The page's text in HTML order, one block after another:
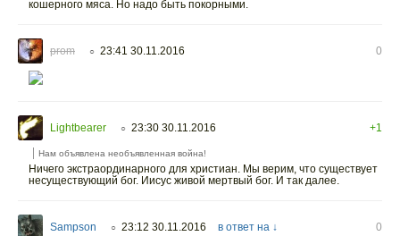
кошерного мяса. Но надо быть покорными.
prom ○ 23:41 30.11.2016 0
Lightbearer ○ 23:30 30.11.2016 +1
Нам объявлена необъявленная война!
Ничего экстраординарного для христиан. Мы верим, что существует
несуществующий бог. Иисус живой мертвый бог. И так далее.
Sampson ○ 23:12 30.11.2016 в ответ на ↓
0